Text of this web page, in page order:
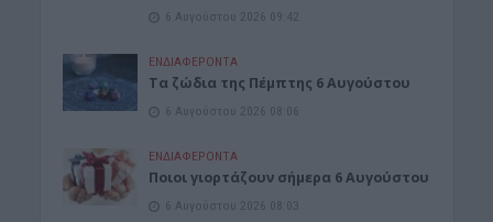
6 Αυγούστου 2026 09:42
ΕΝΔΙΑΦΕΡΟΝΤΑ
Tα ζώδια της Πέμπτης 6 Αυγούστου
6 Αυγούστου 2026 08:06
ΕΝΔΙΑΦΕΡΟΝΤΑ
Ποιοι γιορτάζουν σήμερα 6 Αυγούστου
6 Αυγούστου 2026 08:03